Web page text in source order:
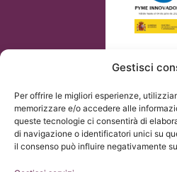
Gestisci
Per offrire le migliori esperienze,
memorizzare e/o accedere alle
queste tecnologie ci consentirà di
di navigazione o identificatori unici su
il consenso può influire negativamente